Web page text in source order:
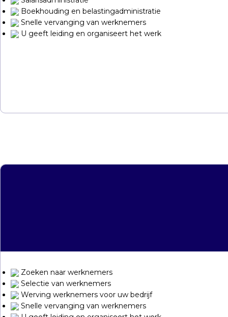
Boekhouding en belastingadministratie
Snelle vervanging van werknemers
U geeft leiding en organiseert het werk
Zoeken naar werknemers
Selectie van werknemers
Werving werknemers voor uw bedrijf
Snelle vervanging van werknemers